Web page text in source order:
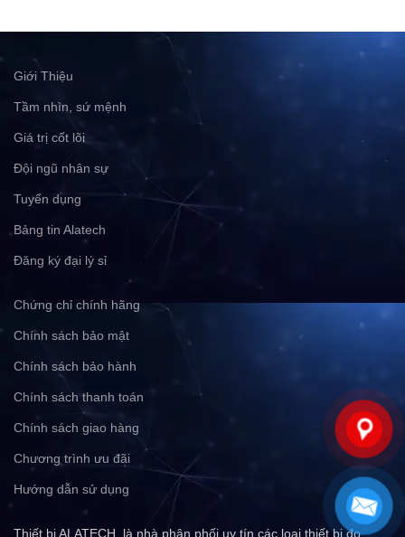
Giới Thiệu
Tầm nhìn, sứ mệnh
Giá trị cốt lõi
Đội ngũ nhân sự
Tuyển dụng
Bảng tin Alatech
Đăng ký đại lý sỉ
Chứng chỉ chính hãng
Chính sách bảo mật
Chính sách bảo hành
Chính sách thanh toán
Chính sách giao hàng
Chương trình ưu đãi
Hướng dẫn sử dụng
Thiết bị ALATECH, là nhà phân phối uy tín các loại thiết bị đo